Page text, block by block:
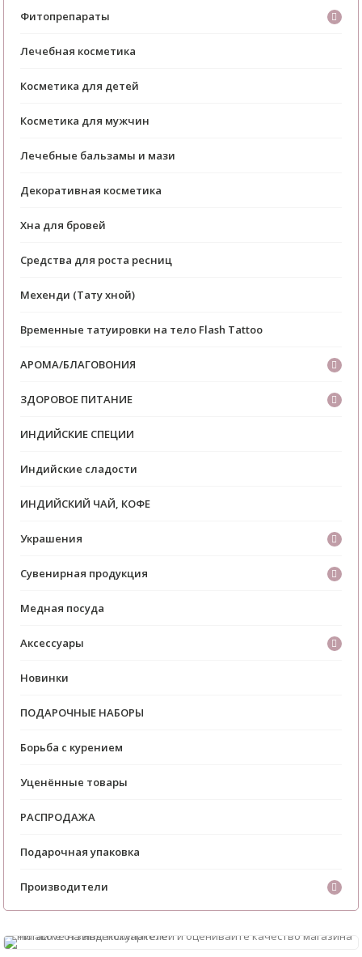
Фитопрепараты
Лечебная косметика
Косметика для детей
Косметика для мужчин
Лечебные бальзамы и мази
Декоративная косметика
Хна для бровей
Средства для роста ресниц
Мехенди (Тату хной)
Временные татуировки на тело Flash Tattoo
АРОМА/БЛАГОВОНИЯ
ЗДОРОВОЕ ПИТАНИЕ
ИНДИЙСКИЕ СПЕЦИИ
Индийские сладости
ИНДИЙСКИЙ ЧАЙ, КОФЕ
Украшения
Сувенирная продукция
Медная посуда
Аксессуары
Новинки
ПОДАРОЧНЫЕ НАБОРЫ
Борьба с курением
Уценённые товары
РАСПРОДАЖА
Подарочная упаковка
Производители